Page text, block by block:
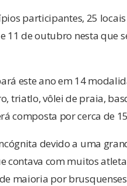
participantes, 25
11 de outubro nesta que
este ano em 14
triatlo, vôlei de praia,
composta por cerca de
devido a uma
contava com muitos
maioria por